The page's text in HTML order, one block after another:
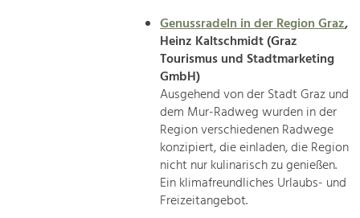
Genussradeln in der Region Graz,
Heinz Kaltschmidt (Graz
Tourismus und Stadtmarketing
GmbH)
Ausgehend von der Stadt Graz und
dem Mur-Radweg wurden in der
Region verschiedenen Radwege
konzipiert, die einladen, die Region
nicht nur kulinarisch zu genießen.
Ein klimafreundliches Urlaubs- und
Freizeitangebot.